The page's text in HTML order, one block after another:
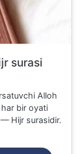
surasi
Alloh
bir oyati
Hijr surasidir.